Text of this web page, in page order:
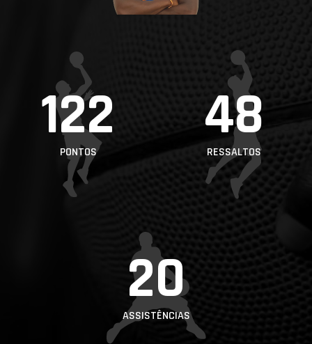
MASCULINA
LIGA BETCLIC
FEMININA
122
PONTOS
48
RESSALTOS
20
ASSISTÊNCIAS